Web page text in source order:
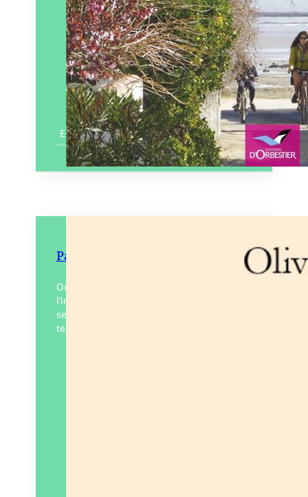
En savoir plus
Pas tout à fait la lumière du soir
Où il est question de la lumière de
l’instant. Passage de ce qui a été à ce qui
sera. Cette année, ce sont 10 titres, 5
textes de…